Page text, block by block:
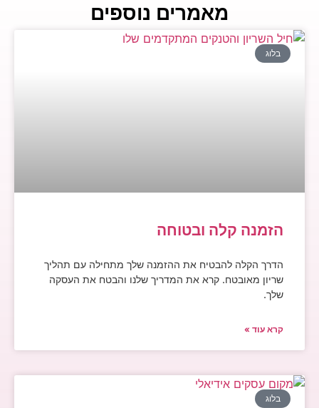
מאמרים נוספים
בלוג
הזמנה קלה ובטוחה
הדרך הקלה להבטיח את ההזמנה שלך מתחילה עם תהליך
שריון מאובטח. קרא את המדריך שלנו והבטח את העסקה
שלך.
קרא עוד »
בלוג